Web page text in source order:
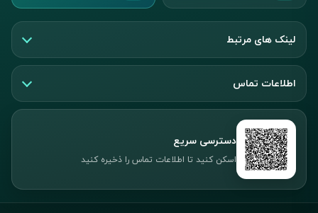
لینک های مرتبط
اطلاعات تماس
دسترسی سریع
اسکن کنید تا اطلاعات تماس را ذخیره کنید